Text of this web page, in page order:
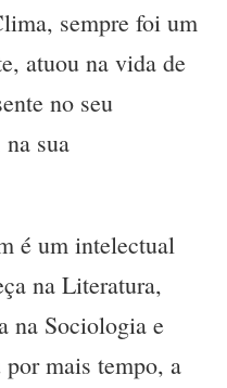
sempre foi um
atuou na vida de
no seu
sua
é um intelectual
na Literatura,
na Sociologia e
mais tempo, a